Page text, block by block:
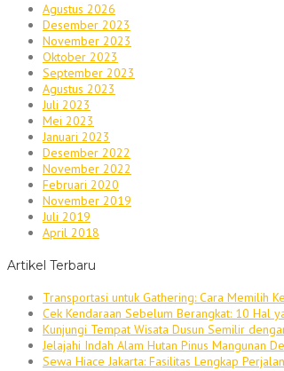
Agustus 2026
Desember 2023
November 2023
Oktober 2023
September 2023
Agustus 2023
Juli 2023
Mei 2023
Januari 2023
Desember 2022
November 2022
Februari 2020
November 2019
Juli 2019
April 2018
Artikel Terbaru
Transportasi untuk Gathering: Cara Memilih
Cek Kendaraan Sebelum Berangkat: 10 Hal
Kunjungi Tempat Wisata Dusun Semilir
Jelajahi Indah Alam Hutan Pinus Mangunan
Sewa Hiace Jakarta: Fasilitas Lengkap